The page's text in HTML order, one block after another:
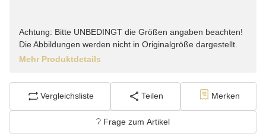
Achtung: Bitte UNBEDINGT die Größen angaben beachten!
Die Abbildungen werden nicht in Originalgröße dargestellt.
Mehr Produktdetails
Vergleichsliste Teilen Merken
Frage zum Artikel